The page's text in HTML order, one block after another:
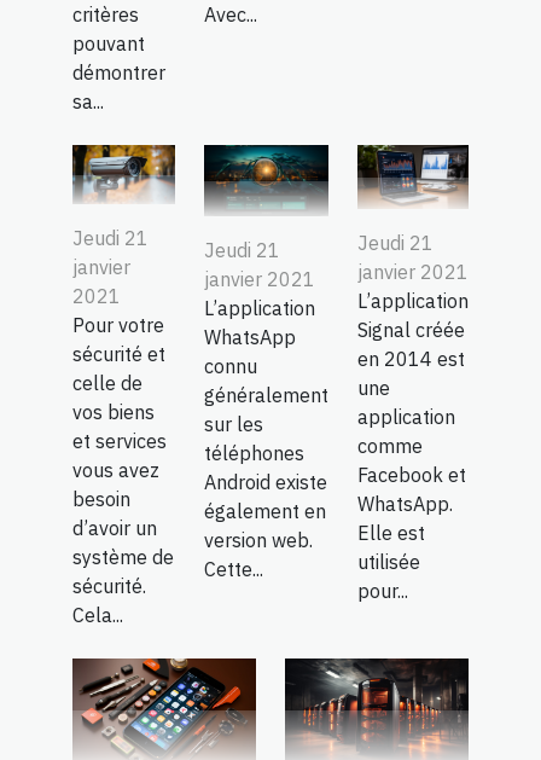
critères
pouvant
démontrer
sa...
Avec...
Jeudi 21
janvier
2021
Pour votre
sécurité et
celle de
vos biens
et services
vous avez
besoin
d’avoir un
système de
sécurité.
Cela...
Jeudi 21
janvier 2021
L’application
WhatsApp
connu
généralement
sur les
téléphones
Android existe
également en
version web.
Cette...
Jeudi 21
janvier 2021
L’application
Signal créée
en 2014 est
une
application
comme
Facebook et
WhatsApp.
Elle est
utilisée
pour...